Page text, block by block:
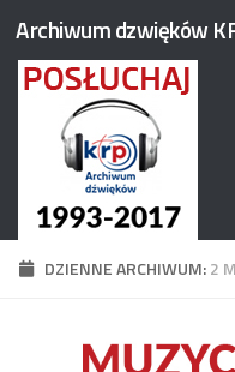
Przejdź do treści
Archiwum dzwięków
DZIENNE ARCHIWUM:2